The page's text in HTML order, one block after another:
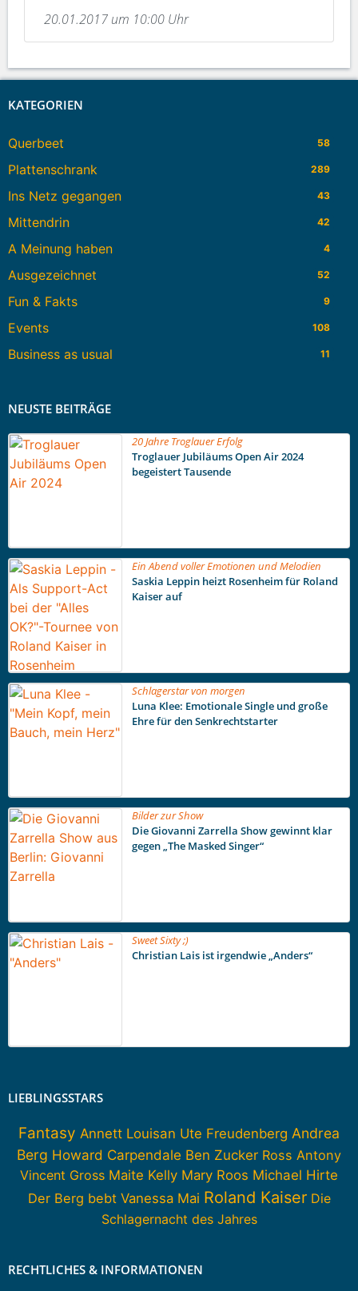
20.01.2017 um 10:00 Uhr
KATEGORIEN
Querbeet 58
Plattenschrank 289
Ins Netz gegangen 43
Mittendrin 42
A Meinung haben 4
Ausgezeichnet 52
Fun & Fakts 9
Events 108
Business as usual 11
NEUSTE BEITRÄGE
20 Jahre Troglauer Erfolg
Troglauer Jubiläums Open Air 2024
begeistert Tausende
Ein Abend voller Emotionen und Melodien
Saskia Leppin heizt Rosenheim für Roland
Kaiser auf
Schlagerstar von morgen
Luna Klee: Emotionale Single und große
Ehre für den Senkrechtstarter
Bilder zur Show
Die Giovanni Zarrella Show gewinnt klar
gegen „The Masked Singer“
Sweet Sixty ;)
Christian Lais ist irgendwie „Anders“
LIEBLINGSSTARS
Fantasy Annett Louisan Ute Freudenberg Andrea
Berg Howard Carpendale Ben Zucker Ross Antony
Vincent Gross Maite Kelly Mary Roos Michael Hirte
Der Berg bebt Vanessa Mai Roland Kaiser Die
Schlagernacht des Jahres
RECHTLICHES & INFORMATIONEN